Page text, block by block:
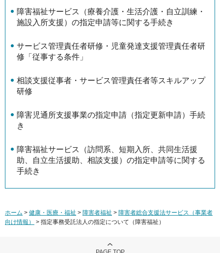
障害福祉サービス（療養介護・生活介護・自立訓練・
施設入所支援）の指定申請等に関する手続き
サービス管理責任者研修・児童発達支援管理責任者研
修「従事する条件」
相談支援従事者・サービス管理責任者等スキルアップ
研修
障害児通所支援事業の指定申請（指定更新申請）手続
き
障害福祉サービス（訪問系、短期入所、共同生活援
助、自立生活援助、相談支援）の指定申請等に関する
手続き
ホーム > 健康・医療・福祉 > 障害者福祉 > 障害者総合支援法サービス（事業者
向け情報）
> 指定事務受託法人の指定について（障害福祉）